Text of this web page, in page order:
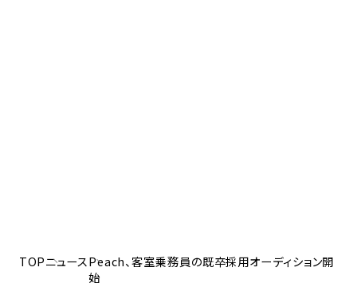
TOPニュースPeach、客室乗務員の既卒採用オーディション開
始